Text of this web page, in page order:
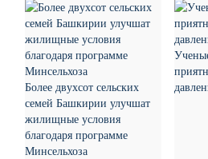
Более двухсот сельских
семей Башкирии улучшат
жилищные условия
благодаря программе
Минсельхоза